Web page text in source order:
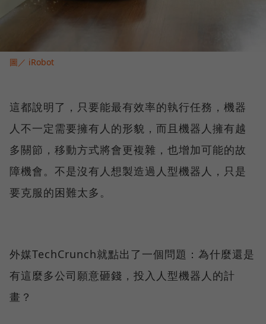
圖／ iRobot
這都說明了，只要能最有效率的執行任務，機器
人不一定需要擁有人的形貌，而且機器人擁有越
多關節，移動方式將會更複雜，也增加可能的故
障機會。不是沒有人想製造過人型機器人，只是
要克服的困難太多。
外媒TechCrunch就點出了一個問題：為什麼還是
有這麼多公司願意砸錢，投入人型機器人的計
畫？